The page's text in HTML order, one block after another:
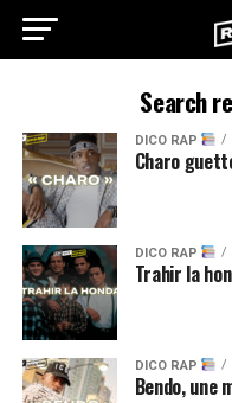
Search
DICO RAP
Charo
DICO RAP
Trahir la
DICO RAP
Bendo, une